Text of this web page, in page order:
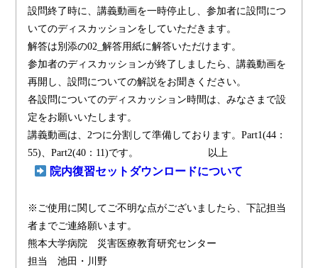
設問終了時に、講義動画を一時停止し、参加者に設問につ
いてのディスカッションをしていただきます。
解答は別添の02_解答用紙に解答いただけます。
参加者のディスカッションが終了しましたら、講義動画を
再開し、設問についての解説をお聞きください。
各設問についてのディスカッション時間は、みなさまで設
定をお願いいたします。
講義動画は、2つに分割して準備しております。Part1(44：
55)、Part2(40：11)です。 以上
院内復習セットダウンロードについて
※ご使用に関してご不明な点がございましたら、下記担当
者までご連絡願います。
熊本大学病院 災害医療教育研究センター
担当 池田・川野